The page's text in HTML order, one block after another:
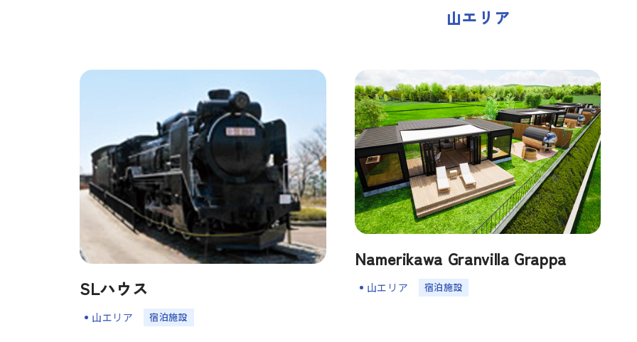
サイトマップ
山エリア
SLハウス
山エリア 宿泊施設
Namerikawa Granvilla Grappa
山エリア 宿泊施設